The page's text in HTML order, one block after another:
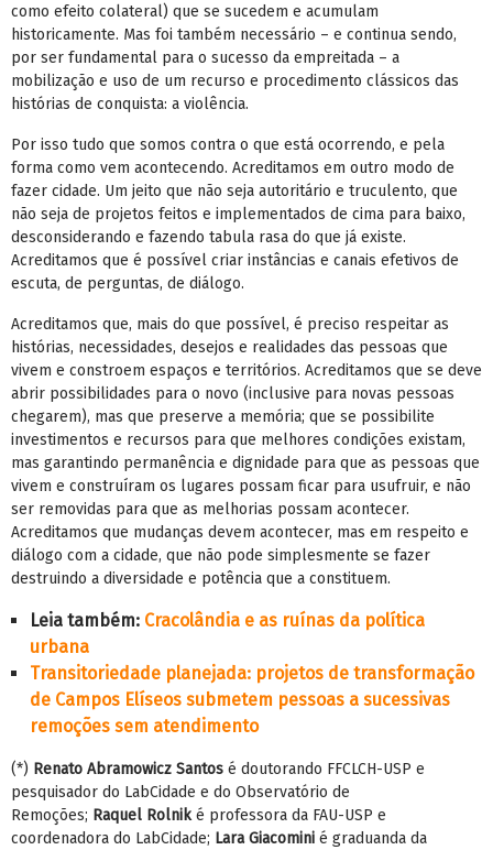
como efeito colateral) que se sucedem e acumulam
historicamente. Mas foi também necessário – e continua sendo,
por ser fundamental para o sucesso da empreitada – a
mobilização e uso de um recurso e procedimento clássicos das
histórias de conquista: a violência.
Por isso tudo que somos contra o que está ocorrendo, e pela
forma como vem acontecendo. Acreditamos em outro modo de
fazer cidade. Um jeito que não seja autoritário e truculento, que
não seja de projetos feitos e implementados de cima para baixo,
desconsiderando e fazendo tabula rasa do que já existe.
Acreditamos que é possível criar instâncias e canais efetivos de
escuta, de perguntas, de diálogo.
Acreditamos que, mais do que possível, é preciso respeitar as
histórias, necessidades, desejos e realidades das pessoas que
vivem e constroem espaços e territórios. Acreditamos que se deve
abrir possibilidades para o novo (inclusive para novas pessoas
chegarem), mas que preserve a memória; que se possibilite
investimentos e recursos para que melhores condições existam,
mas garantindo permanência e dignidade para que as pessoas que
vivem e construíram os lugares possam ficar para usufruir, e não
ser removidas para que as melhorias possam acontecer.
Acreditamos que mudanças devem acontecer, mas em respeito e
diálogo com a cidade, que não pode simplesmente se fazer
destruindo a diversidade e potência que a constituem.
Leia também: Cracolândia e as ruínas da política
urbana
Transitoriedade planejada: projetos de transformação
de Campos Elíseos submetem pessoas a sucessivas
remoções sem atendimento
(*) Renato Abramowicz Santos é doutorando FFCLCH-USP e
pesquisador do LabCidade e do Observatório de
Remoções; Raquel Rolniké professora da FAU-USP e
coordenadora do LabCidade; Lara Giacomini é graduanda da